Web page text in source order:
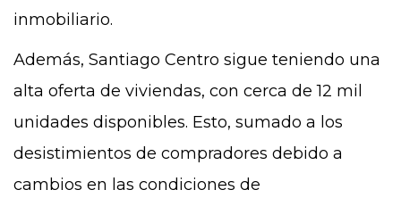
inmobiliario.
Además, Santiago Centro sigue teniendo una
alta oferta de viviendas, con cerca de 12 mil
unidades disponibles. Esto, sumado a los
desistimientos de compradores debido a
cambios en las condiciones de